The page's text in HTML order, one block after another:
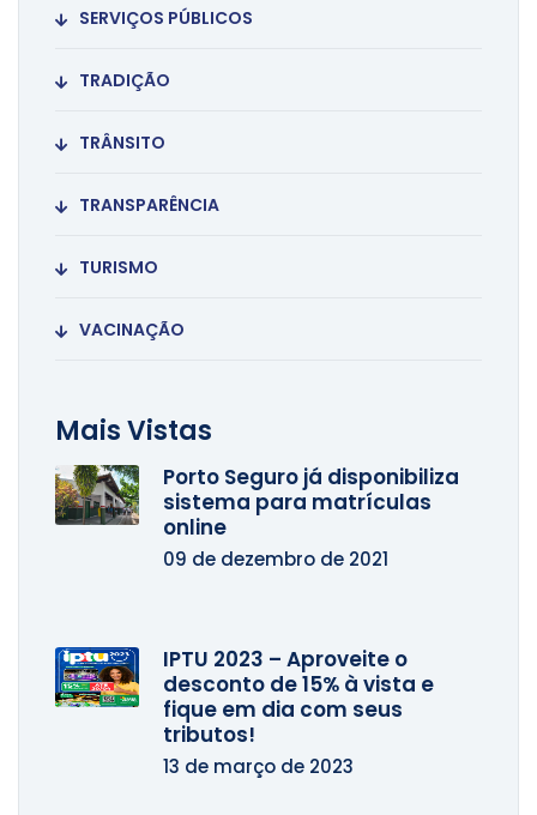
SERVIÇOS PÚBLICOS
TRADIÇÃO
TRÂNSITO
TRANSPARÊNCIA
TURISMO
VACINAÇÃO
Mais Vistas
Porto Seguro já disponibiliza
sistema para matrículas
online
09 de dezembro de 2021
IPTU 2023 – Aproveite o
desconto de 15% à vista e
fique em dia com seus
tributos!
13 de março de 2023